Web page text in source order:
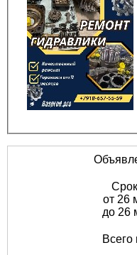
от 26
до 26
Всего